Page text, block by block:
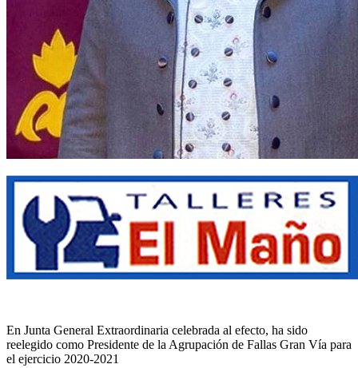
En Junta General Extraordinaria celebrada al efecto, ha sido
reelegido como Presidente de la Agrupación de Fallas Gran Vía para
el ejercicio 2020-2021